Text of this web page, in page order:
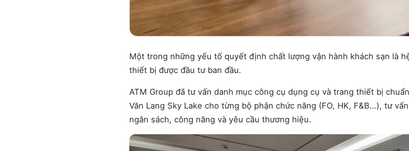
Một trong những yếu tố quyết định chất lượng vận hành khách sạn là
thiết bị được đầu tư ban đầu.
ATM Group đã tư vấn danh mục công cụ dụng cụ và trang thiết bị
Văn Lang Sky Lake cho từng bộ phận chức năng (FO, HK, F&B…), tư
ngân sách, công năng và yêu cầu thương hiệu.